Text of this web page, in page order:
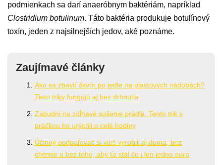
podmienkach sa darí anaeróbnym baktériám, napríklad
Clostridium botulinum. Táto baktéria produkuje botulínový
toxín, jeden z najsilnejších jedov, aké poznáme.
Zaujímavé články
Ako sa zbaviť škvŕn po jedle na plastových nádobách?
Tieto triky fungujú aj bez drhnutia
Zabudni na zdĺhavé sušenie prádla. Tento trik s
práčkou ho urýchli o celé hodiny
Účinný podpaľovač si vieš vyrobiť aj doma, bez
chémie a bez toho, aby ťa stál čo i len jedno euro